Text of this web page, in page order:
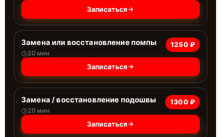
Записаться
Замена или восстановление помпы
20 мин
1250 ₽
Записаться
Замена / восстановление подошвы
20 мин
1300 ₽
Записаться